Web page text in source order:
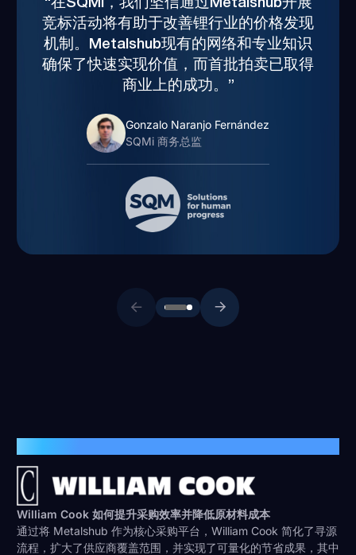
“在SQMi，我们坚信通过Metalshub开展
竞标活动将有助于改善锂行业的价格发现
机制。Metalshub现有的网络和专业知识
确保了快速实现价值，而首批拍卖已取得
商业上的成功。”
Gonzalo Naranjo Fernández
SQMi 商务总监
William Cook 如何提升采购效率并降低原材料成本
通过将 Metalshub 作为核心采购平台，William Cook 简化了寻源
流程，扩大了供应商覆盖范围，并实现了可量化的节省成果，其中